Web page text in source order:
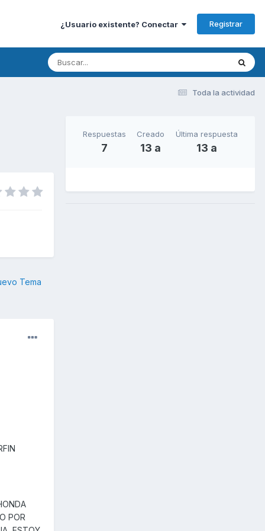
¿Usuario existente? Conectar Registrar
Toda la actividad
Tema
POR
Respuestas
7
Creado
13 a
Última respuesta
13 a